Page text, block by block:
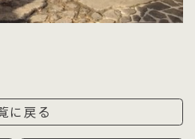
に戻る